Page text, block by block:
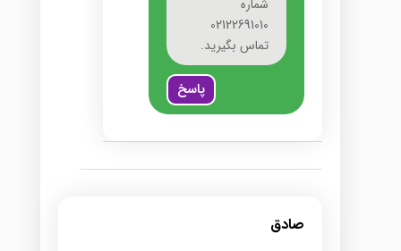
شماره
02122691010
تماس بگیرید.
پاسخ
صادق